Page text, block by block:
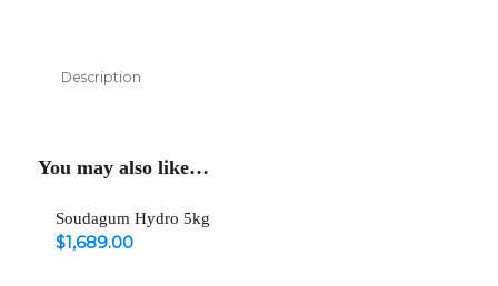
Description
You may also like…
Soudagum Hydro 5kg
$1,689.00